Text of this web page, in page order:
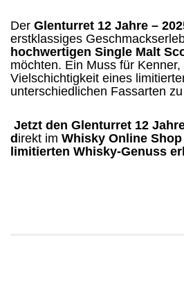
Der Glenturret 12 Jahre –
erstklassiges
hochwertigen Single Malt
möchten. Ein Muss für Kenner,
Vielschichtigkeit eines
unterschiedlichen Fassarten
Jetzt den Glenturret 12
d irekt im Whisky Online
limitierten Whisky-Genuss